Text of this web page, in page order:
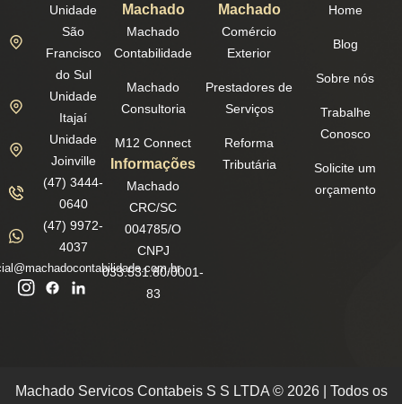
Unidade
São
Francisco
do Sul
Unidade
Itajaí
Unidade
Joinville
(47) 3444-
0640
(47) 9972-
4037
Machado
Machado
Contabilidade
Machado
Consultoria
M12 Connect
Informações
Machado
CRC/SC
004785/O
CNPJ
033.531.80/0001-
83
Machado
Comércio
Exterior
Prestadores de
Serviços
Reforma
Tributária
Home
Blog
Sobre nós
Trabalhe
Conosco
Solicite um
orçamento
Machado Servicos Contabeis S S LTDA © 2026 | Todos os